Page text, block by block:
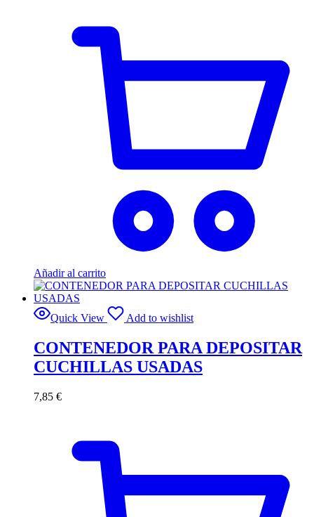
Añadir al carrito
Quick View Add to wishlist
CONTENEDOR PARA DEPOSITAR
CUCHILLAS USADAS
7,85 €